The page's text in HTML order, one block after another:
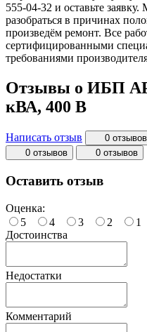
555-04-32 и оставьте
разобраться в причинах
произведём ремонт. Все
сертифицированными
требованиями
Отзывы о ИБП
кВА, 400 В
Написать отзыв 0 отзывов
0 отзывов
0 отзывов
Оставить отзыв
Оценка:
5
4 3 2
1
Достоинства
Недостатки
Комментарий